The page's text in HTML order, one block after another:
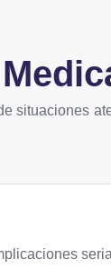
situaciones